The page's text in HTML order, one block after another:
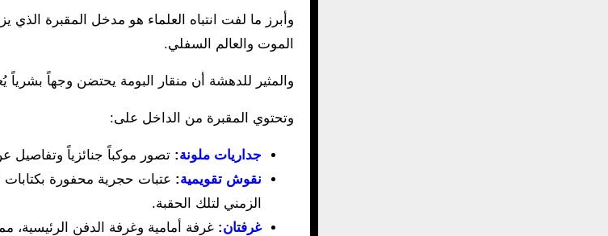
وأبرز ما لفت انتباه العلماء هو مدخل المقبرة الذي
الموت والعالم السفلي.
والمثير للدهشة أن منقار البومة يحتضن وجهاً بشرياً
وتحتوي المقبرة من الداخل على:
جداريات ملونة: تصور موكباً جنائزياً
نقوش تقويمية: عتبات حجرية محفورة
الزمني لتلك الحقبة.
غرفتان: غرفة أمامية وغرفة الدفن